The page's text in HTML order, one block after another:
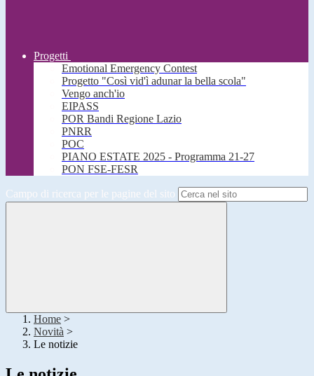
Progetti
Emotional Emergency Contest
Progetto "Così vid'ì adunar la bella scola"
Vengo anch'io
EIPASS
POR Bandi Regione Lazio
PNRR
POC
PIANO ESTATE 2025 - Programma 21-27
PON FSE-FESR
Campo di ricerca per le pagine del sito
Home >
Novità >
Le notizie